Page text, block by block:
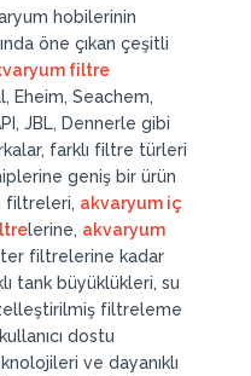
hobilerinin
öne çıkan çeşitli
filtre
Eheim, Seachem,
JBL, Dennerle gibi
farklı filtre türleri
geniş bir ürün
filtreleri, akvaryum iç
lerine, akvaryum
filtrelerine kadar
tank büyüklükleri, su
filtreleme
dostu
ve dayanıklı